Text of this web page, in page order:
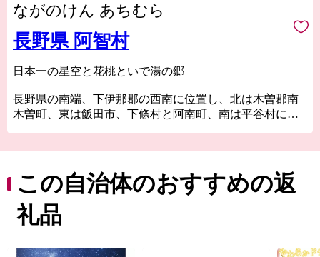
ながのけん あちむら
長野県 阿智村
日本一の星空と花桃といで湯の郷
長野県の南端、下伊那郡の西南に位置し、北は木曽郡南
木曽町、東は飯田市、下條村と阿南町、南は平谷村に接
56の集落が点在しています。
恵那山、富士見台高原および大川入山から、深い谷間を
ぬって大小の河川が流れ、阿智川および和知野川となっ
て天竜川に注いでいます。
質な単純硫黄泉として好評を博しています。
この自治体のおすすめの返
礼品